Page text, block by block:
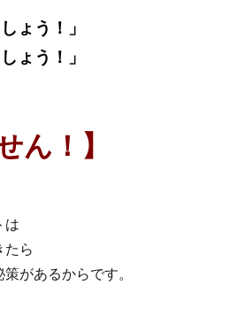
ょう！」
ょう！」
ん！】
は
たら
があるからです。